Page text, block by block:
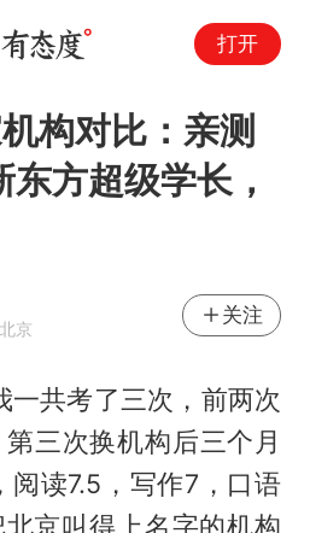
打开
构对比：亲测
方超级学长，
北京
关注
一共考了三次，前两次
三次换机构后三个月
阅读7.5，写作7，口语
京叫得上名字的机构